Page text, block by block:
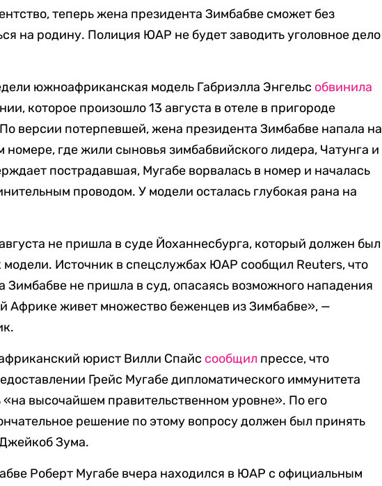
теперь жена президента Зимбабве сможет без
на родину. Полиция ЮАР не будет заводить уголовное дело
южноафриканская модель Габриэлла Энгельс обвинила
которое произошло 13 августа в отеле в пригороде
версии потерпевшей, жена президента Зимбабве напала на
номере, где жили сыновья зимбабвийского лидера, Чатунга и
пострадавшая, Мугабе ворвалась в номер и началась
проводом. У модели осталась глубокая рана на
не пришла в суде Йоханнесбурга, который должен был
модели. Источник в спецслужбах ЮАР сообщил Reuters, что
Зимбабве не пришла в суд, опасаясь возможного нападения
Африке живет множество беженцев из Зимбабве», —
юрист Вилли Спайс сообщил прессе, что
Грейс Мугабе дипломатического иммунитета
«на высочайшем правительственном уровне». По его
решение по этому вопросу должен был принять
Зума.
Роберт Мугабе вчера находился в ЮАР с официальным